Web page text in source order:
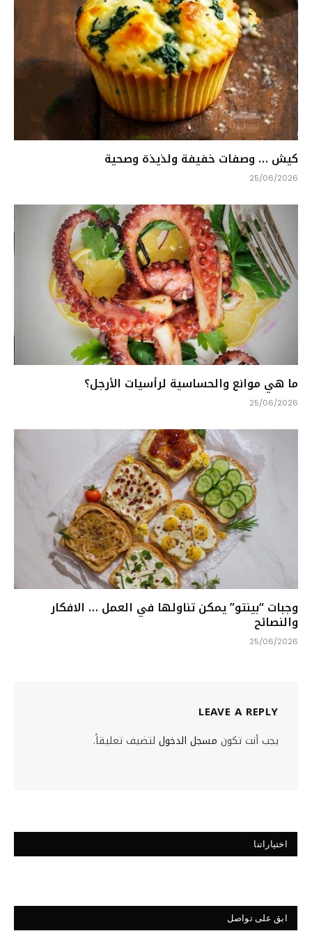
كيش … وصفات خفيفة ولذيذة وصحية
25/06/2026
ما هي موانع والحساسية لرأسيات الأرجل؟
25/06/2026
وجبات “بينتو” يمكن تناولها في العمل … الافكار
والنصائح
25/06/2026
LEAVE A REPLY
يجب أنت تكون مسجل الدخول لتضيف تعليقاً.
اختياراتنا
ابق على تواصل